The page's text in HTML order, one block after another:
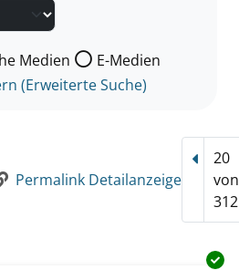
nach der Sie suchen wollen.
Medien
E-Medien
(Erweiterte Suche)
Permalink Detailanzeige
20
von
312